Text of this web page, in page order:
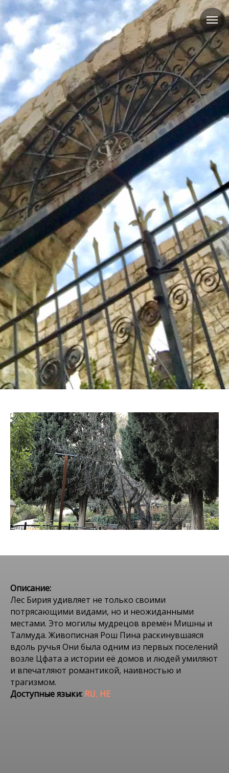
Описание:
Лес Бирия удивляет не только своими
потрясающими видами, но и неожиданными
местами. Это могилы мудрецов времён Мишны и
Талмуда. Живописная Рош Пина раскинувшаяся
вдоль ручья Они была одним из первых поселений
возле Цфата а истории её домов и людей умиляют
и впечатляют романтикой, наивностью и
трагизмом.
Доступные языки: RU, HE